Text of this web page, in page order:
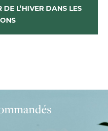
L’HIVER DANS LES